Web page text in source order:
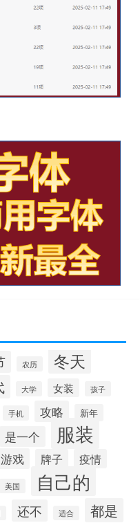
农历 冬天
大学 女装 孩子
手机 攻略 新年
是一个 服装
游戏 牌子 疫情
美国 自己的
还不 适合 都是